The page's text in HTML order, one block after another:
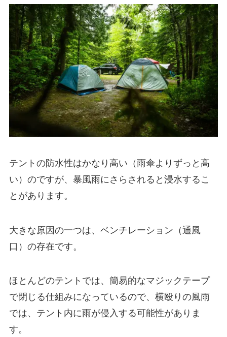
テントの防水性はかなり高い（雨傘よりずっと高
い）のですが、暴風雨にさらされると浸水するこ
とがあります。
大きな原因の一つは、ベンチレーション（通風
口）の存在です。
ほとんどのテントでは、簡易的なマジックテープ
で閉じる仕組みになっているので、横殴りの風雨
では、テント内に雨が侵入する可能性がありま
す。